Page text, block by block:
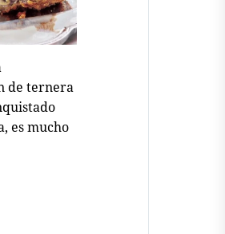
de ternera
es mucho